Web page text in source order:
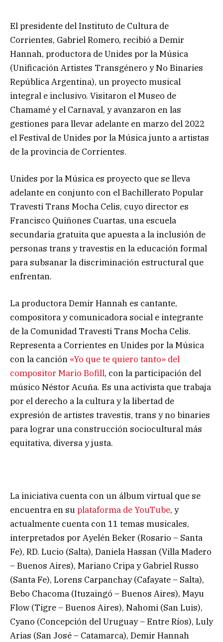
El presidente del Instituto de Cultura de
Corrientes, Gabriel Romero, recibió a Demir
Hannah, productora de Unides por la Música
(Unificación Artistes Transgénero y No Binaries
República Argentina), un proyecto musical
integral e inclusivo. Visitaron el Museo de
Chamamé y el Carnaval, y avanzaron en las
gestiones para llevar adelante en marzo del 2022
el Festival de Unides por la Música junto a artistas
de la provincia de Corrientes.
Unides por la Música es proyecto que se lleva
adelante en conjunto con el Bachillerato Popular
Travesti Trans Mocha Celis, cuyo director es
Francisco Quiñones Cuartas, una escuela
secundaria gratuita que apuesta a la inclusión de
personas trans y travestis en la educación formal
para subsanar la discriminación estructural que
enfrentan.
La productora Demir Hannah es cantante,
compositora y comunicadora social e integrante
de la Comunidad Travesti Trans Mocha Celis.
Representa a Corrientes en Unides por la Música
con la canción «Yo que te quiero tanto» del
compositor Mario Bofill, con la participación del
músico Néstor Acuña. Es una activista que trabaja
por el derecho a la cultura y la libertad de
expresión de artistes travestis, trans y no binaries
para lograr una construcción sociocultural más
equitativa, diversa y justa.
La iniciativa cuenta con un álbum virtual que se
encuentra en suplataforma de YouTube, y
actualmente cuenta con 11 temas musicales,
interpretados por Ayelén Beker (Rosario – Santa
Fe), RD. Lucio (Salta), Daniela Hassan (Villa Madero
– Buenos Aires), Mariano Cripa y Gabriel Russo
(Santa Fe), Lorens Carpanchay (Cafayate – Salta),
Bebo Chacoma (Ituzaingó – Buenos Aires), Mayu
Flow (Tigre – Buenos Aires), Nahomi (San Luis),
Cyano (Concepción del Uruguay – Entre Ríos), Luly
Arias (San José – Catamarca), Demir Hannah